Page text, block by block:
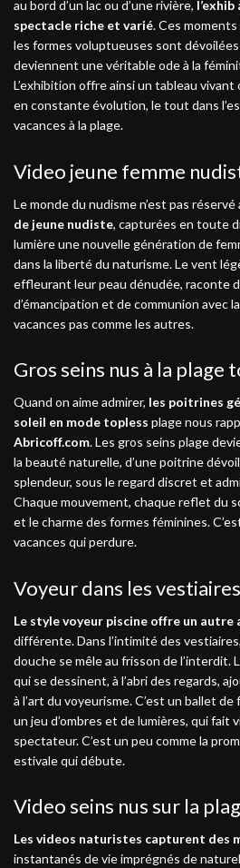
au bord d’un lac ou d’une rivière,
spectacle riche et varié. Ces
les formes voluptueuses sont
deviennent une véritable ode à la
L’exhibition offre ainsi un tableau
en constante évolution, le tout dans
vacances à la plage.
Video jeune femme
Le monde du nudisme n’est pas réservé
de jeune nudiste, capturées en toute
lumière une nouvelle génération de
dans la liberté du naturisme. Le vent
effleurant leur peau dénudée, raconte
d’émancipation et de communion avec
vacances pas comme les autres.
Gros seins nus à la plage
Quand on aime admirer, les poitrines
soleil en mode topless plage nous
Abricoff.com. Les gros seins plage
la beauté naturelle, d’une poitrine
splendeur, sous le regard discret et
Chaque mouvement, chaque reflet du
et le charme des formes féminines.
vacances qui perdure.
Voyeur dans les
Le style voyeur piscine offre un autre
différente. Dans l’intimité des
douche se mêle au frisson de l’interdit.
qui se dessinent, à l’abri des regards,
à l’art du voyeurisme. C’est un ballet
un jeu d’ombres et de lumières, qui fait
spectateur. C’est un peu comme la
estivale qui débute.
Video seins nus sur la
Les videos naturistes capturent des
instantanés de vie imprégnés de